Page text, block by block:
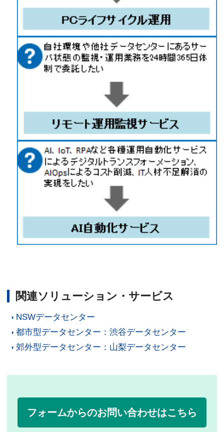
関連ソリューション・サービス
NSWデータセンター
都市型データセンター：渋谷データセンター
郊外型データセンター：山梨データセンター
フォームからのお問い合わせはこちら